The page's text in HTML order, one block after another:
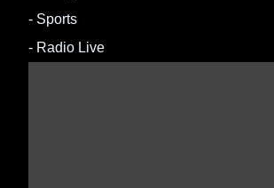
- Sports
- Radio Live